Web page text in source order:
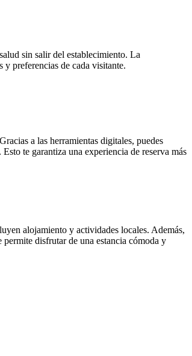
sin salir del establecimiento. La
y preferencias de cada visitante.
a las herramientas digitales, puedes
te garantiza una experiencia de reserva más
alojamiento y actividades locales. Además,
disfrutar de una estancia cómoda y